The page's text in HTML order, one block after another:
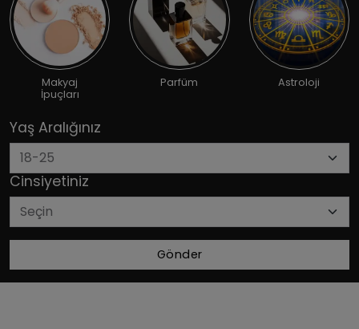
Makyaj
İpuçları
Parfüm Astroloji
Yaş Aralığınız
Cinsiyetiniz
Gönder